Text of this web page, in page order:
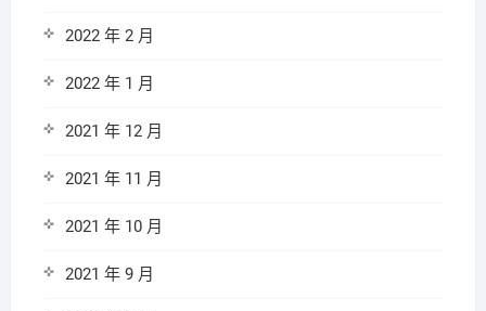
2022 年 2 月
2022 年 1 月
2021 年 12 月
2021 年 11 月
2021 年 10 月
2021 年 9 月